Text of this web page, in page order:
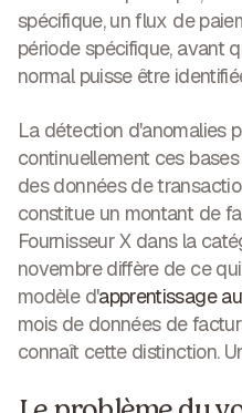
spécifique, un flux de
période spécifique, avant
normal puisse être
La détection d'anomalies
continuellement ces
des données de
constitue un montant de
Fournisseur X dans la
novembre diffère de ce
modèle d'apprentissage
mois de données de
connaît cette distinction.